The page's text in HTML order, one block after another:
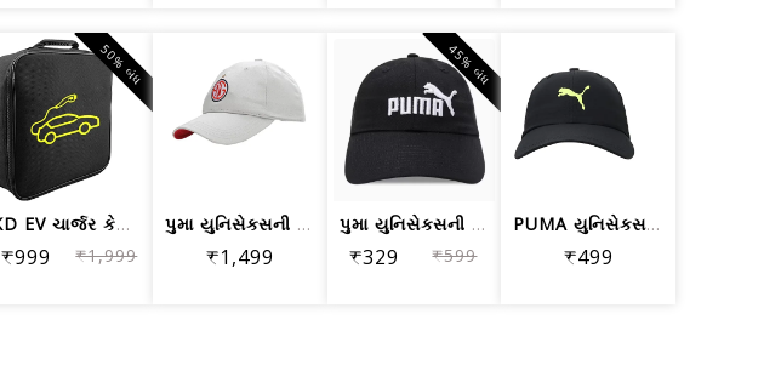
KD EV ચાર્જર કેબલ બેગ્સ સ્ટોરેજ અને ક...
₹999 ₹1,999
50% બંધ
પુમા યુનિસેક્સની ટોપી (2431202_કૂલ લા...
₹1,499
પુમા યુનિસેક્સની કેપ (2175002 બ્લેક-એ...
₹329 ₹599
45% બંધ
PUMA યુનિસેક્સ-એડલ્ટ બેઝબોલ કેપ (2430...
₹499